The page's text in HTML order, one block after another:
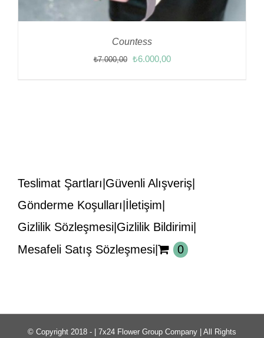
Countess
₺7.000,00
Orijinal
₺6.000,00Şu
Teslimat Şartları Güvenli Alışveriş
Gönderme Koşulları İletişim
Gizlilik Sözleşmesi Gizlilik Bildirimi
Mesafeli Satış Sözleşmesi
0
© Copyright 2018 - | 7x24 Flower Group Company | All Rights